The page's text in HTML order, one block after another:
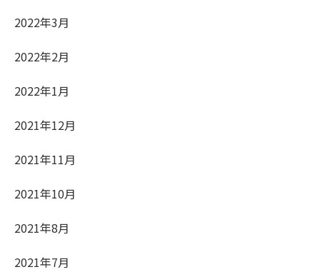
2022年3月
2022年2月
2022年1月
2021年12月
2021年11月
2021年10月
2021年8月
2021年7月